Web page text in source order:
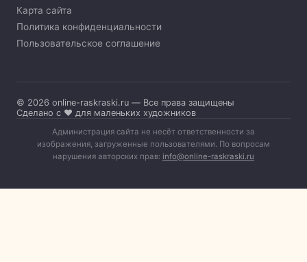
Карта сайта
Политика конфиденциальности
Пользовательское соглашение
© 2026 online-raskraski.ru — Все права защищены
Сделано с ❤️ для маленьких художников
Администрация сайта не несёт ответственности за
изображения, загруженные пользователями. По вопросам
нарушения авторских прав: info@online-raskraski.ru